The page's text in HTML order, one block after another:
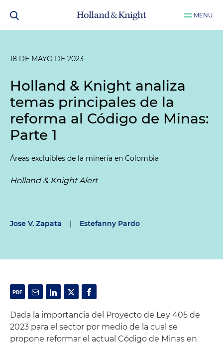
MENU
18 DE MAYO DE 2023
Holland & Knight analiza
temas principales de la
reforma al Código de Minas:
Parte 1
Áreas excluibles de la minería en Colombia
Holland & Knight Alert
Jose V. Zapata | Estefanny Pardo
Dada la importancia del Proyecto de Ley 405 de
2023 para el sector por medio de la cual se
propone reformar el actual Código de Minas en